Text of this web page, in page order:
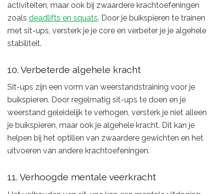
activiteiten, maar ook bij zwaardere krachtoefeningen
zoals deadlifts en squats. Door je buikspieren te trainen
met sit-ups, versterk je je core en verbeter je je algehele
stabiliteit.
10. Verbeterde algehele kracht
Sit-ups zijn een vorm van weerstandstraining voor je
buikspieren. Door regelmatig sit-ups te doen en je
weerstand geleidelijk te verhogen, versterk je niet alleen
je buikspieren, maar ook je algehele kracht. Dit kan je
helpen bij het optillen van zwaardere gewichten en het
uitvoeren van andere krachtoefeningen.
11. Verhoogde mentale veerkracht